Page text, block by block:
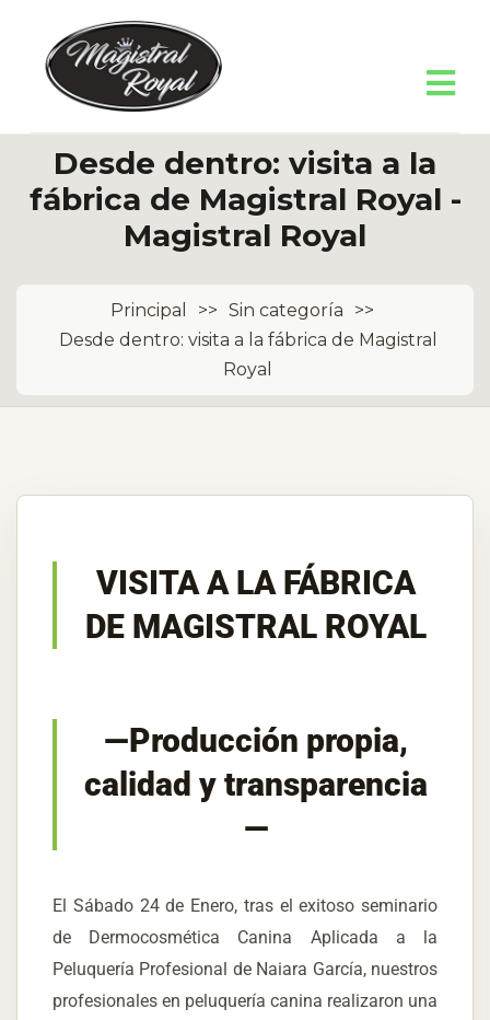
Desde dentro: visita a la
fábrica de Magistral Royal -
Magistral Royal
Principal >> Sin categoría
>>
Desde dentro: visita a la fábrica de Magistral
Royal
VISITA A LA FÁBRICA
DE MAGISTRAL ROYAL
—Producción propia,
calidad y transparencia
—
El Sábado 24 de Enero, tras el exitoso seminario
de Dermocosmética Canina Aplicada a la
Peluquería Profesional de Naiara García, nuestros
profesionales en peluquería canina realizaron una